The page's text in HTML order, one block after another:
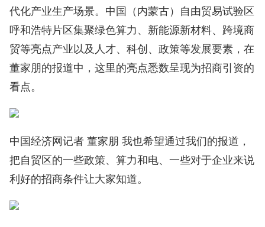
代化产业生产场景。中国（内蒙古）自由贸易试验区
呼和浩特片区集聚绿色算力、新能源新材料、跨境商
贸等亮点产业以及人才、科创、政策等发展要素，在
董家朋的报道中，这里的亮点悉数呈现为招商引资的
看点。
中国经济网记者 董家朋 我也希望通过我们的报道，
把自贸区的一些政策、算力和电、一些对于企业来说
利好的招商条件让大家知道。